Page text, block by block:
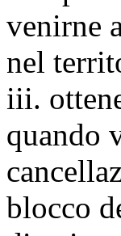
venirne
nel
iii.
quando
blocco